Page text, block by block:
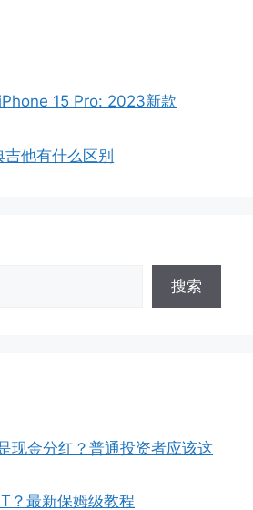
15 Pro: 2023新款
吉他有什么区别
搜索
现金分红？普通投资者应该这
？最新保姆级教程